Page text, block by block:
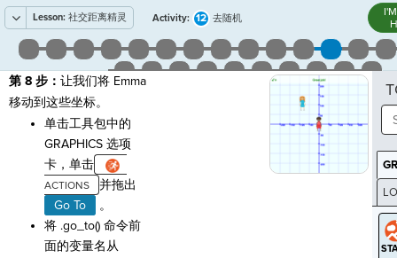
Lesson: 社交距离精灵 Activity: 12 去随机
第 8 步： 让我们将 Emma
移动到这些坐标。
单击工具包中的
GRAPHICS 选项
卡，单击
并拖出
Go To
。
将 .go_to() 命令前
面的变量名从